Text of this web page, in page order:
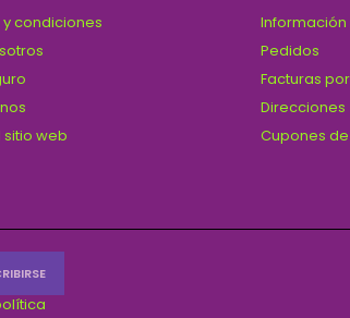
condiciones
web
Pedidos
Facturas
Direcciones
Cupones